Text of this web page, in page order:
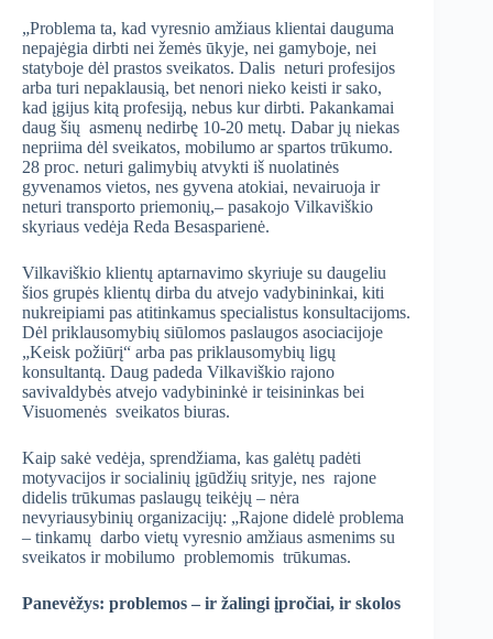
„Problema ta, kad vyresnio amžiaus klientai dauguma
nepajėgia dirbti nei žemės ūkyje, nei gamyboje, nei
statyboje dėl prastos sveikatos. Dalis neturi profesijos
arba turi nepaklausią, bet nenori nieko keisti ir sako,
kad įgijus kitą profesiją, nebus kur dirbti. Pakankamai
daug šių asmenų nedirbę 10-20 metų. Dabar jų niekas
nepriima dėl sveikatos, mobilumo ar spartos trūkumo.
28 proc. neturi galimybių atvykti iš nuolatinės
gyvenamos vietos, nes gyvena atokiai, nevairuoja ir
neturi transporto priemonių,– pasakojo Vilkaviškio
skyriaus vedėja Reda Besasparienė.
Vilkaviškio klientų aptarnavimo skyriuje su daugeliu
šios grupės klientų dirba du atvejo vadybininkai, kiti
nukreipiami pas atitinkamus specialistus konsultacijoms.
Dėl priklausomybių siūlomos paslaugos asociacijoje
„Keisk požiūrį“ arba pas priklausomybių ligų
konsultantą. Daug padeda Vilkaviškio rajono
savivaldybės atvejo vadybininkė ir teisininkas bei
Visuomenės sveikatos biuras.
Kaip sakė vedėja, sprendžiama, kas galėtų padėti
motyvacijos ir socialinių įgūdžių srityje, nes rajone
didelis trūkumas paslaugų teikėjų – nėra
nevyriausybinių organizacijų: „Rajone didelė problema
– tinkamų darbo vietų vyresnio amžiaus asmenims su
sveikatos ir mobilumo problemomis trūkumas.
Panevėžys: problemos – ir žalingi įpročiai, ir skolos